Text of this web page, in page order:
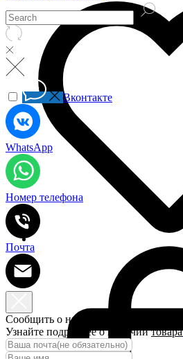
Вконтакте
WhatsApp
Номер телефона
Почта
Сообщить о наличии
Узнайте подробнее о наличиитовара